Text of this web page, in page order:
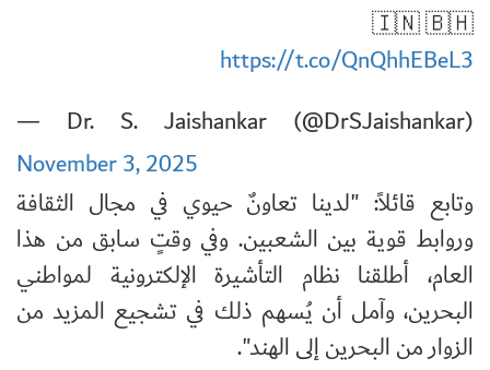
🇮🇳 🇧🇭
https://t.co/QnQhhEBeL3
— Dr. S. Jaishankar (@DrSJaishankar)
November 3, 2025
وتابع قائلاً: "لدينا تعاونٌ حيوي في مجال الثقافة
وروابط قوية بين الشعبين. وفي وقتٍ سابق من هذا
العام، أطلقنا نظام التأشيرة الإلكترونية لمواطني
البحرين، وآمل أن يُسهم ذلك في تشجيع المزيد من
الزوار من البحرين إلى الهند".